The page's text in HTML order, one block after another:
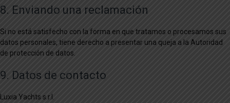
8. Enviando una reclamación
Si no está satisfecho con la forma en que tratamos o procesamos sus
datos personales, tiene derecho a presentar una queja a la Autoridad
de protección de datos.
9. Datos de contacto
Luxia Yachts s.r.l.